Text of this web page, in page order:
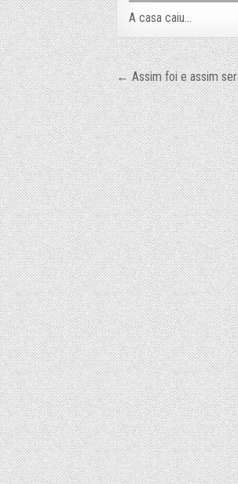
A casa caiu…
Navegação
de
Post
← Assim foi e assim